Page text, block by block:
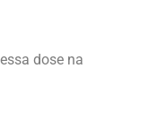
dose na